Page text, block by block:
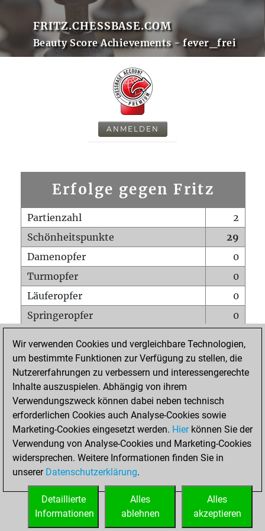
FRITZ.CHESSBASE.COM
Beauty Score Achievements - fever_frei
ANMELDEN
Erfolge gegen Fritz
Partienzahl
2
Schönheitspunkte
29
Damenopfer
0
Turmopfer
0
Läuferopfer
0
Springeropfer
0
Matt auf vollem Brett
0
Bauer setzt Matt
0
Erstickte Matts
Unterverwandlungen
Türme auf der siebten
0
STARTSEITE
Wir verwenden Cookies und vergleichbare Technologien,
um bestimmte Funktionen zur Verfügung zu stellen, die
Nutzererfahrungen zu verbessern und interessengerechte
Inhalte auszuspielen. Abhängig von ihrem
Verwendungszweck können dabei neben technisch
erforderlichen Cookies auch Analyse-Cookies sowie
Marketing-Cookies eingesetzt werden. Hierkönnen Sie der
Verwendung von Analyse-Cookies und Marketing-Cookies
widersprechen. Weitere Informationen finden Sie in
unserer Datenschutzerklärung.
Alles
akzeptieren
Alles
ablehnen
Detaillierte
Informationen